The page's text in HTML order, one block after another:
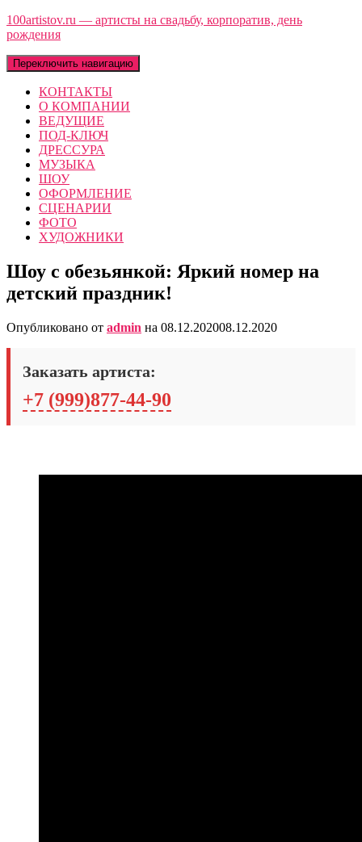
100artistov.ru — артисты на свадьбу, корпоратив, день
рождения
Переключить навигацию
КОНТАКТЫ
О КОМПАНИИ
ВЕДУЩИЕ
ПОД-КЛЮЧ
ДРЕССУРА
МУЗЫКА
ШОУ
ОФОРМЛЕНИЕ
СЦЕНАРИИ
ФОТО
ХУДОЖНИКИ
Шоу с обезьянкой: Яркий номер на
детский праздник!
Опубликовано от admin на 08.12.202008.12.2020
Заказать артиста:
+7 (999)877-44-90